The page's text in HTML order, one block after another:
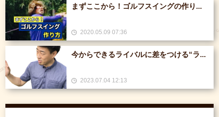
まずここから！ゴルフスイングの作り...
2020.05.09 07:36
今からできるライバルに差をつける“ラ...
2023.07.04 12:13